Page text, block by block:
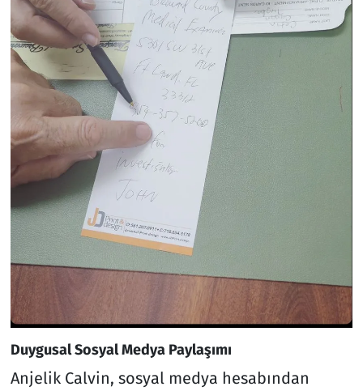
Duygusal Sosyal Medya Paylaşımı
Anjelik Calvin, sosyal medya hesabından